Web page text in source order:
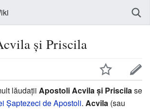
și Priscila
lăudații Apostoli Acvila și Priscila se
Șaptezeci de Apostoli. Acvila (sau